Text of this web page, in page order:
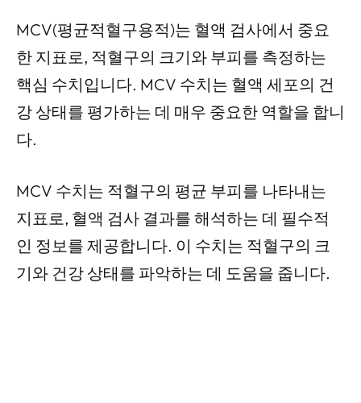
MCV(평균적혈구용적)는 혈액 검사에서 중요
한 지표로, 적혈구의 크기와 부피를 측정하는
핵심 수치입니다. MCV 수치는 혈액 세포의 건
강 상태를 평가하는 데 매우 중요한 역할을 합니
다.
MCV 수치는 적혈구의 평균 부피를 나타내는
지표로, 혈액 검사 결과를 해석하는 데 필수적
인 정보를 제공합니다. 이 수치는 적혈구의 크
기와 건강 상태를 파악하는 데 도움을 줍니다.